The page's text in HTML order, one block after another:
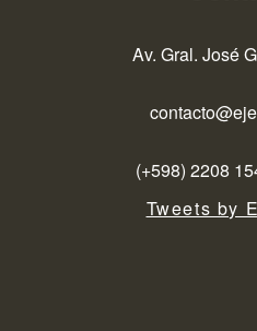
Av. Gral. José
(+598) 2208
Tweets by